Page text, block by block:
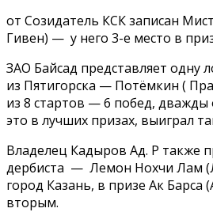
от Созидатель КСК записан
Гивен) — у него 3-е место в
ЗАО Байсад представляет одну
из Пятигорска — Потёмкин (
из 8 стартов — 6 побед,
это в лучших призах, выиграл
Владелец Кадыров Ад. Р также
дербиста — Лемон Нохчи Лам
город Казань, в призе Ак Барса
вторым.